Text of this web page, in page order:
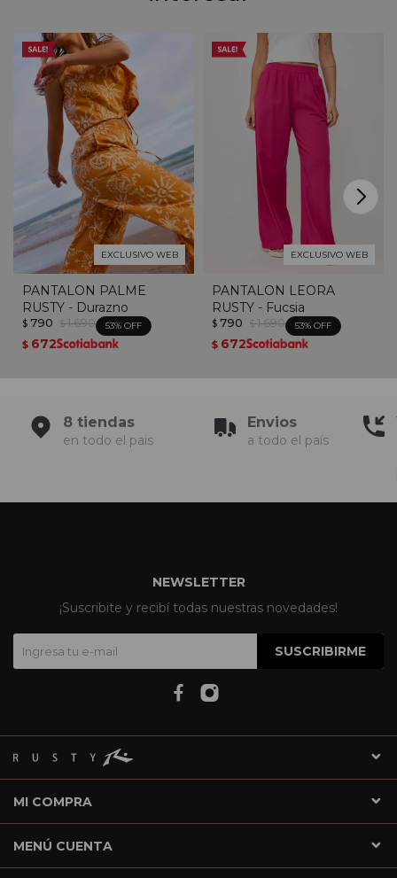
EXCLUSIVO WEB
PANTALON PALME
RUSTY - Durazno
$ 790 $ 1.690 53
$ 672
EXCLUSIVO WEB
PANTALON LEORA
RUSTY - Fucsia
$ 790 $ 1.690 53
$ 672
8 tiendas
en todo el pais
Envios
a todo el país
MI COMPRA
MENÚ CUENTA
NEWSLETTER
¡Suscribite y recibí todas nuestras novedades!
SUSCRIBIRME